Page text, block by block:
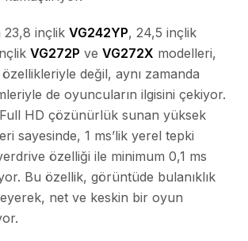
23,8 inçlik VG242YP, 24,5 inçlik
VG272P ve VG272X modelleri,
değil, aynı zamanda
de oyuncuların ilgisini çekiyor.
HD çözünürlük sunan yüksek
sayesinde, 1 ms’lik yerel tepki
özelliği ile minimum 0,1 ms
Bu özellik, görüntüde bulanıklık
net ve keskin bir oyun